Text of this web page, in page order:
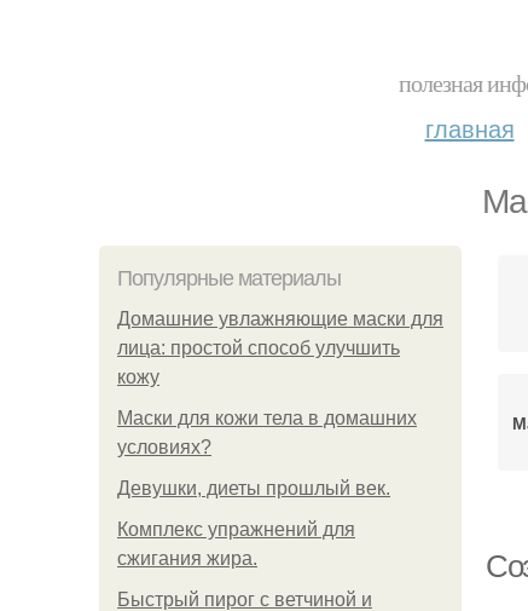
полезная
главная
Популярные материалы
Домашние увлажняющие маски для
лица: простой способ улучшить
кожу
Маски для кожи тела в домашних
условиях?
Девушки, диеты прошлый век.
Комплекс упражнений для
сжигания жира.
Быстрый пирог с ветчиной и